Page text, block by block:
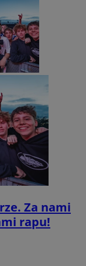
Za nami
rapu!